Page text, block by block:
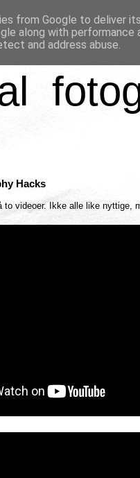
Hacks
to videoer. Ikke alle like nyttige,
from Google to deliver
along with
and address abuse.